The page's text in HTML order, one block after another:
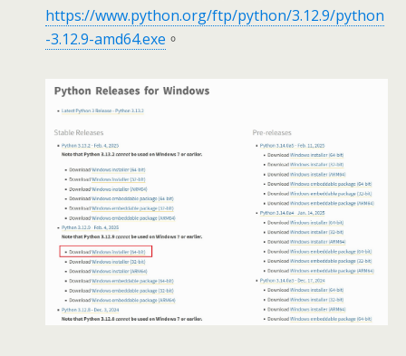
https://www.python.org/ftp/python/3.12.9/python
-3.12.9-amd64.exe 。